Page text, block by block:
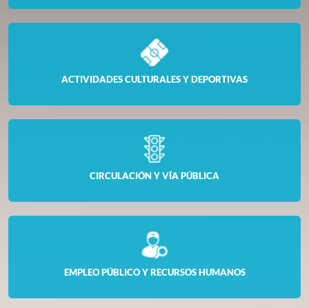
ACTIVIDADES CULTURALES Y DEPORTIVAS
CIRCULACIÓN Y VÍA PÚBLICA
EMPLEO PÚBLICO Y RECURSOS HUMANOS